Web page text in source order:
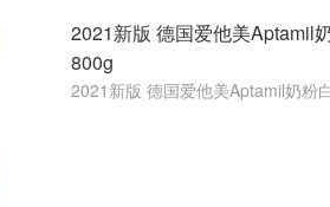
2021新版 德国爱他美Aptamil
800g
2021新版 德国爱他美Aptamil奶粉